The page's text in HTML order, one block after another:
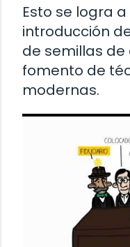
Esto se logra
introducción
de semillas
fomento de
modernas.